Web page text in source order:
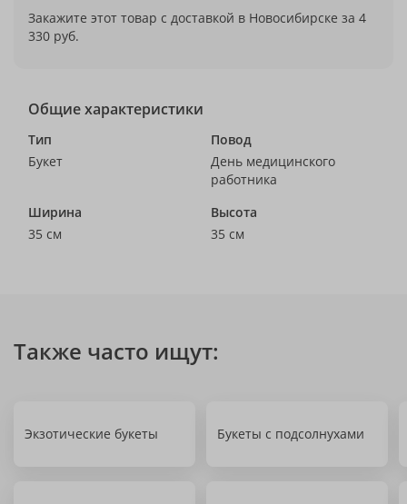
Закажите этот товар с доставкой в Новосибирске за 4
330 руб.
Общие характеристики
Тип
Букет
Повод
День медицинского
работника
Ширина
35 см
Высота
35 см
Также часто ищут:
Экзотические букеты Букеты с подсолнухами